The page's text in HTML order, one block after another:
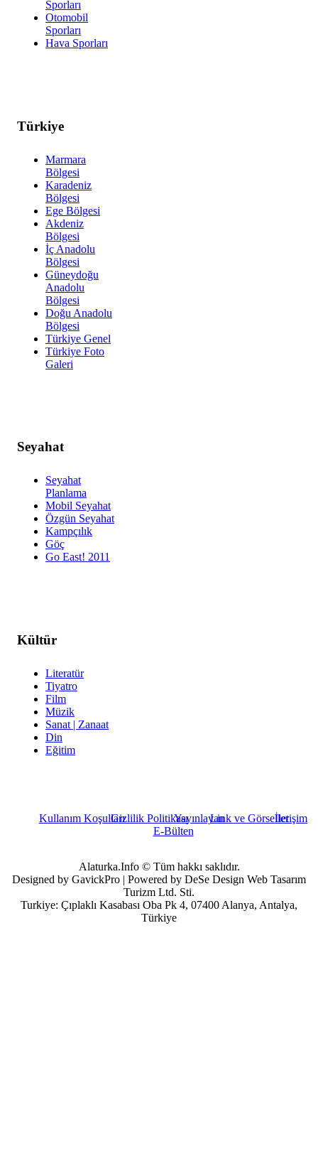
Sporları
Otomobil
Sporları
Hava Sporları
Türkiye
Marmara
Bölgesi
Karadeniz
Bölgesi
Ege Bölgesi
Akdeniz
Bölgesi
İç Anadolu
Bölgesi
Güneydoğu
Anadolu
Bölgesi
Doğu Anadolu
Bölgesi
Türkiye Genel
Türkiye Foto
Galeri
Seyahat
Seyahat
Planlama
Mobil Seyahat
Özgün Seyahat
Kampçılık
Göç
Go East! 2011
Kültür
Literatür
Tiyatro
Film
Müzik
Sanat | Zanaat
Din
Eğitim
Kullanım KoşullarıGizlilik PolitikasıYayınlayanLink ve Görsellerİletişim
E-Bülten
Alaturka.Info © Tüm hakkı saklıdır.
Designed by GavickPro | Powered by DeSe Design Web Tasarım
Turizm Ltd. Sti.
Turkiye: Çıplaklı Kasabası Oba Pk 4, 07400 Alanya, Antalya,
Türkiye